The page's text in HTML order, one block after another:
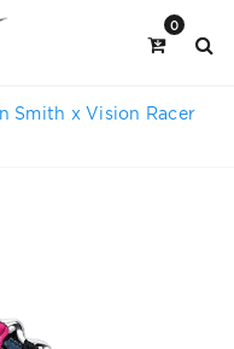
0
Smith x Vision Racer